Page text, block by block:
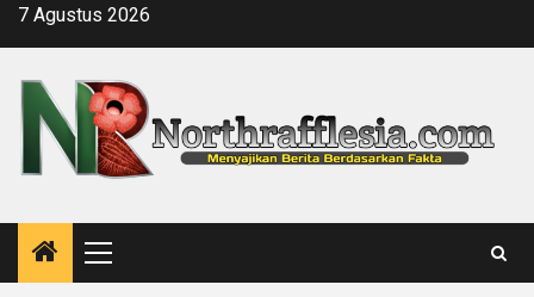
Skip7 Agustus 2026
Primary
Menu